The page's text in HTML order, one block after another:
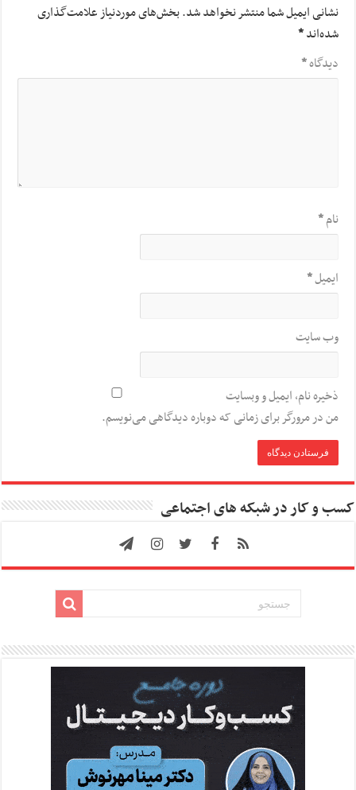
نشانی ایمیل شما منتشر نخواهد شد.بخش‌های موردنیاز علامت‌گذاری
شده‌اند*
دیدگاه*
نام*
ایمیل*
وب‌ سایت
ذخیره نام، ایمیل و وبسایت
من در مرورگر برای زمانی که دوباره دیدگاهی می‌نویسم.
کسب و کار در شبکه های اجتماعی